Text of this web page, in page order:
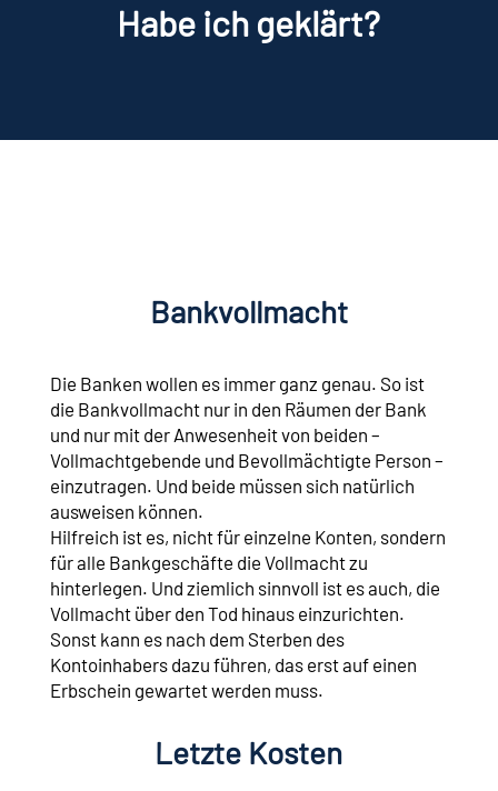
Habe ich geklärt?
Bankvollmacht
Die Banken wollen es immer ganz genau. So ist
die Bankvollmacht nur in den Räumen der Bank
und nur mit der Anwesenheit von beiden –
Vollmachtgebende und Bevollmächtigte Person –
einzutragen. Und beide müssen sich natürlich
ausweisen können.
Hilfreich ist es, nicht für einzelne Konten, sondern
für alle Bankgeschäfte die Vollmacht zu
hinterlegen. Und ziemlich sinnvoll ist es auch, die
Vollmacht über den Tod hinaus einzurichten.
Sonst kann es nach dem Sterben des
Kontoinhabers dazu führen, das erst auf einen
Erbschein gewartet werden muss.
Letzte Kosten